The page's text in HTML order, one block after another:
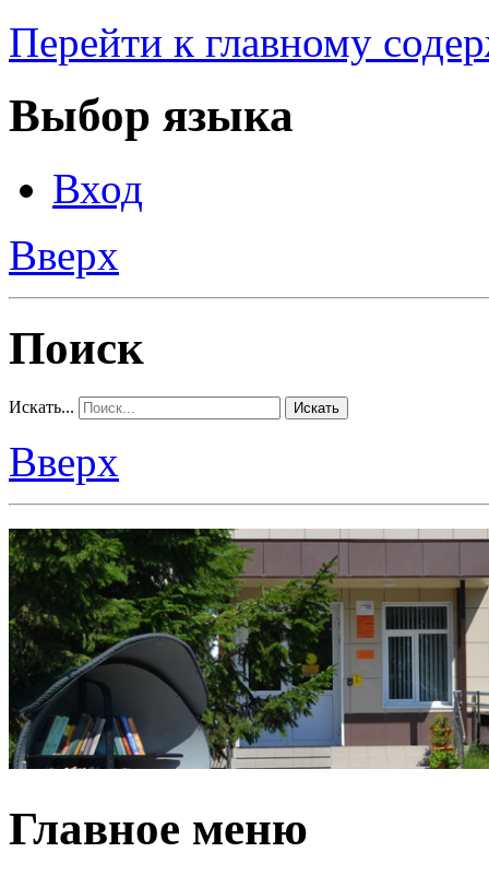
Перейти к главному
Выбор языка
Вход
Вверх
Поиск
Искать... Искать
Вверх
Главное меню